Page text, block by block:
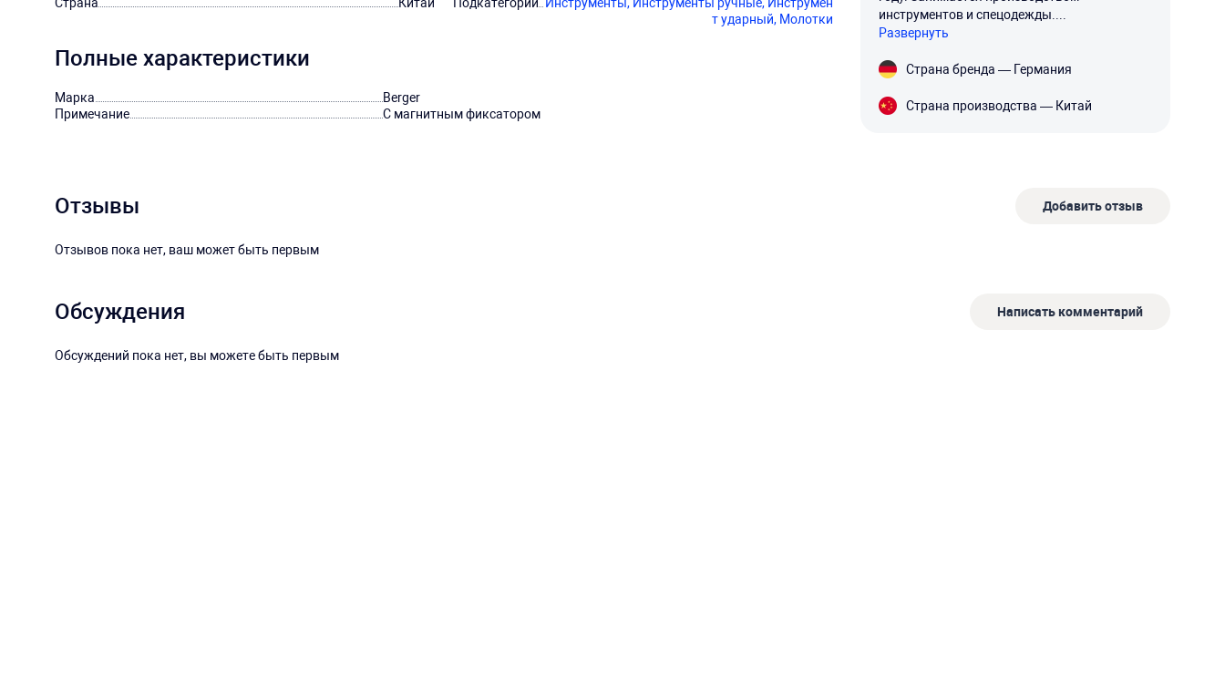
т ударный, Молотки
Полные характеристики
Марка
Berger
Примечание
С магнитным фиксатором
инструментов и спецодежды....
Развернуть
Страна бренда — Германия
Страна производства — Китай
Отзывы Добавить отзыв
Отзывов пока нет, ваш может быть первым
Обсуждения Написать комментарий
Обсуждений пока нет, вы можете быть первым